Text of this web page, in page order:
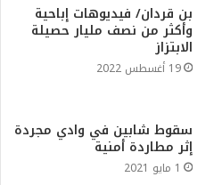
بن قردان/ فيديوهات إباحية
وأكثر من نصف مليار حصيلة
الابتزاز
19 أغسطس 2022
سقوط شابين في وادي مجردة
إثر مطاردة أمنية
1 مايو 2021